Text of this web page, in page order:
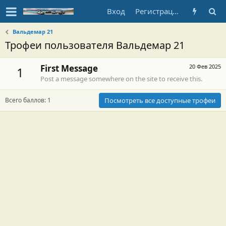
Вход Регистрация
Вальдемар 21
Трофеи пользователя Вальдемар 21
1 20 Фев 2025
First Message
Post a message somewhere on the site to receive this.
Всего баллов: 1 Посмотреть все доступные трофеи